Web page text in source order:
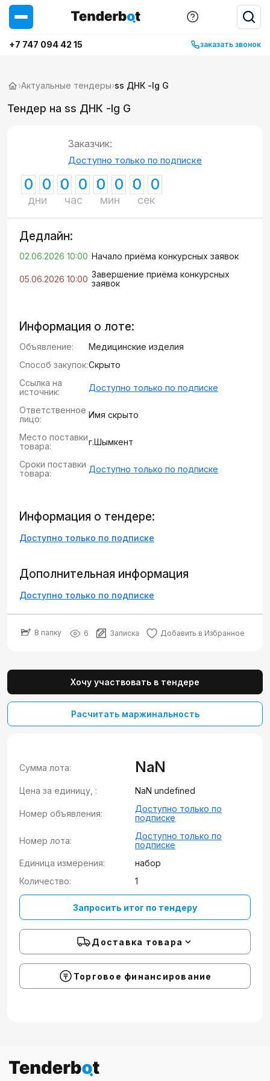
+7 747 094 42 15 заказать звонок
›Актуальные тендеры›ss ДНК -lg G
Тендер на ss ДНК -lg G
Заказчик:
Доступно только по подписке
0 0
дни
0 0
час
0 0
мин
0 0
сек
Дедлайн:
02.06.2026 10:00 Начало приёма конкурсных заявок
05.06.2026 10:00 Завершение приёма конкурсных
заявок
Информация о лоте:
Объявление:
Медицинские изделия
Способ закупок:Скрыто
Ссылка на
источник:
Доступно только по подписке
Ответственное
лицо:
Имя скрыто
Место поставки
товара:
г.Шымкент
Сроки поставки
товара:
Доступно только по подписке
Информация о тендере:
Доступно только по подписке
Дополнительная информация
Доступно только по подписке
В папку 6 Записка Добавить в Избранное
Хочу участвовать в тендере
Расчитать маржинальность
Сумма лота: NaN
Цена за единицу, : NaN undefined
Номер объявления:
Доступно только по
подписке
Номер лота:
Доступно только по
подписке
Единица измерения:
набор
Количество:
1
Запросить итог по тендеру
Доставка товара
Торговое финансирование